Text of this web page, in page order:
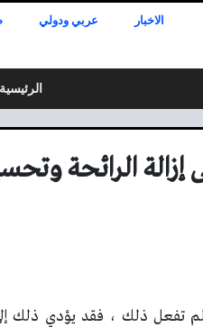
الاخبار عربي ودولي
الرئيسية
إزالة الرائحة
لم تفعل ذلك ، فقد يؤدي ذلك